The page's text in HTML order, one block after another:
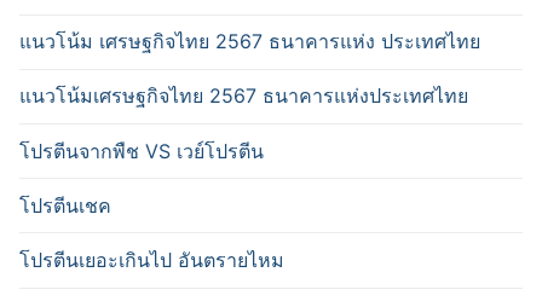
แนวโน้ม เศรษฐกิจไทย 2567 ธนาคารแห่ง ประเทศไทย
แนวโน้มเศรษฐกิจไทย 2567 ธนาคารแห่งประเทศไทย
โปรตีนจากพืช VS เวย์โปรตีน
โปรตีนเชค
โปรตีนเยอะเกินไป อันตรายไหม